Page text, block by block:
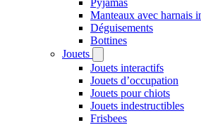
Pyjamas
Manteaux avec harnais
Déguisements
Bottines
Jouets
Jouets interactifs
Jouets d’occupation
Jouets pour chiots
Jouets indestructibles
Frisbees